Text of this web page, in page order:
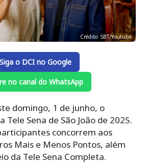
Crédito: SBT/Youtube
Siga o DCI no Google
no canal do WhatsApp
domingo, 1 de junho, o
Sena de São João de 2025.
concorrem aos
Mais e Menos Pontos, além
da Tele Sena Completa.